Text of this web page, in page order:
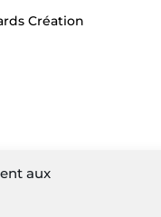
aux
Création